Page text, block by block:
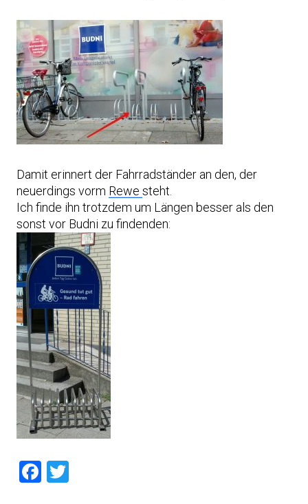
Damit erinnert der Fahrradständer an den, der
neuerdings vorm Rewe steht.
Ich finde ihn trotzdem um Längen besser als den
sonst vor Budni zu findenden:
Facebook